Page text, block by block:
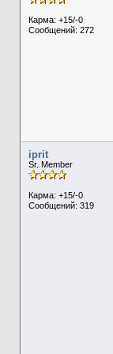
Карма: +15/-0
Сообщений: 272
iprit
Sr. Member
Карма: +15/-0
Сообщений: 319